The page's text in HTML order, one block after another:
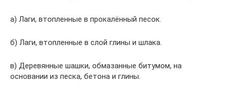
а) Лаги, втопленные в прокалённый песок.
б) Лаги, втопленные в слой глины и шлака.
в) Деревянные шашки, обмазанные битумом, на
основании из песка, бетона и глины.